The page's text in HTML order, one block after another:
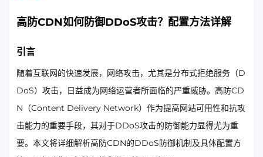
高防CDN如何防御DDoS攻击？配置方法详解
引言
随着互联网的快速发展，网络攻击，尤其是分布式拒绝服务（D
DoS）攻击，日益成为网络运营者所面临的严重威胁。高防CD
N（Content Delivery Network）作为提高网站可用性和抗攻
击能力的重要手段，其对于DDoS攻击的防御能力显得尤为重
要。本文将详细解析高防CDN的DDoS防御机制及具体配置方